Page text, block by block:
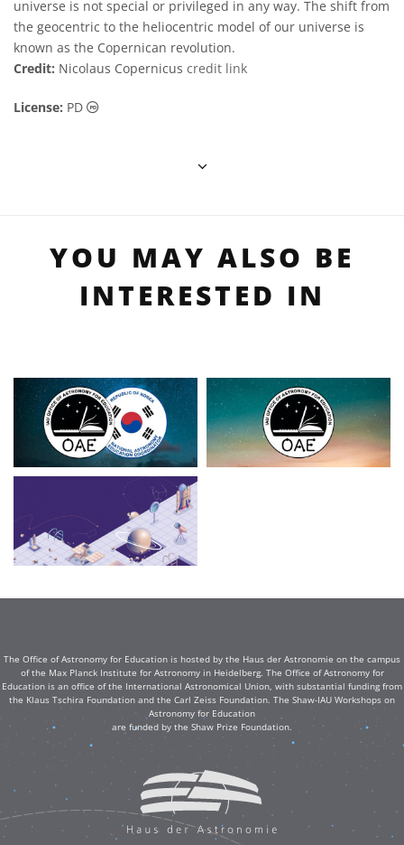
universe is not special or privileged in any way. The shift from
the geocentric to the heliocentric model of our universe is
known as the Copernican revolution.
Credit: Nicolaus Copernicus credit link
License: PD Public Domain icons
YOU MAY ALSO BE
INTERESTED IN
The Office of Astronomy for Education is hosted by the Haus der Astronomie on the campus
of the Max Planck Institute for Astronomy in Heidelberg. The Office of Astronomy for
Education is an office of the International Astronomical Union, with substantial funding from
the Klaus Tschira Foundation and the Carl Zeiss Foundation. The Shaw-IAU Workshops on
Astronomy for Education
are funded by the Shaw Prize Foundation.